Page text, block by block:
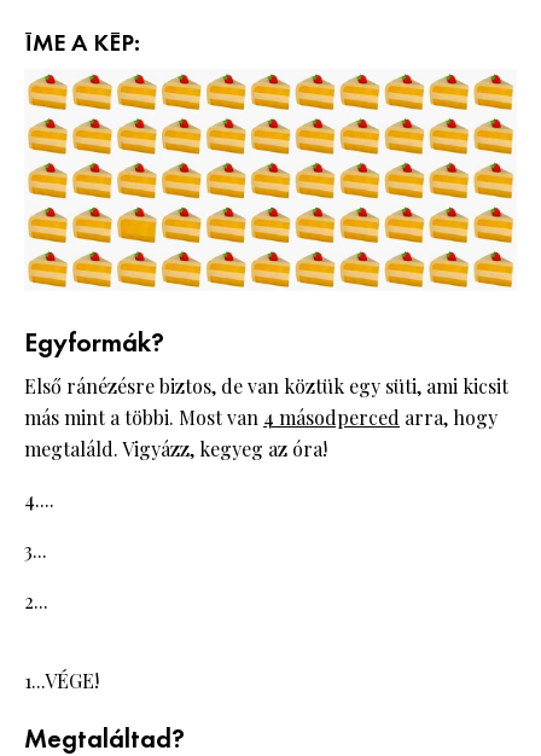
ÍME A KÉP:
Egyformák?
Első ránézésre biztos, de van köztük egy süti, ami kicsit
más mint a többi. Most van 4 másodperced arra, hogy
megtaláld. Vigyázz, kegyeg az óra!
4....
3...
2...
1...VÉGE!
Megtaláltad?